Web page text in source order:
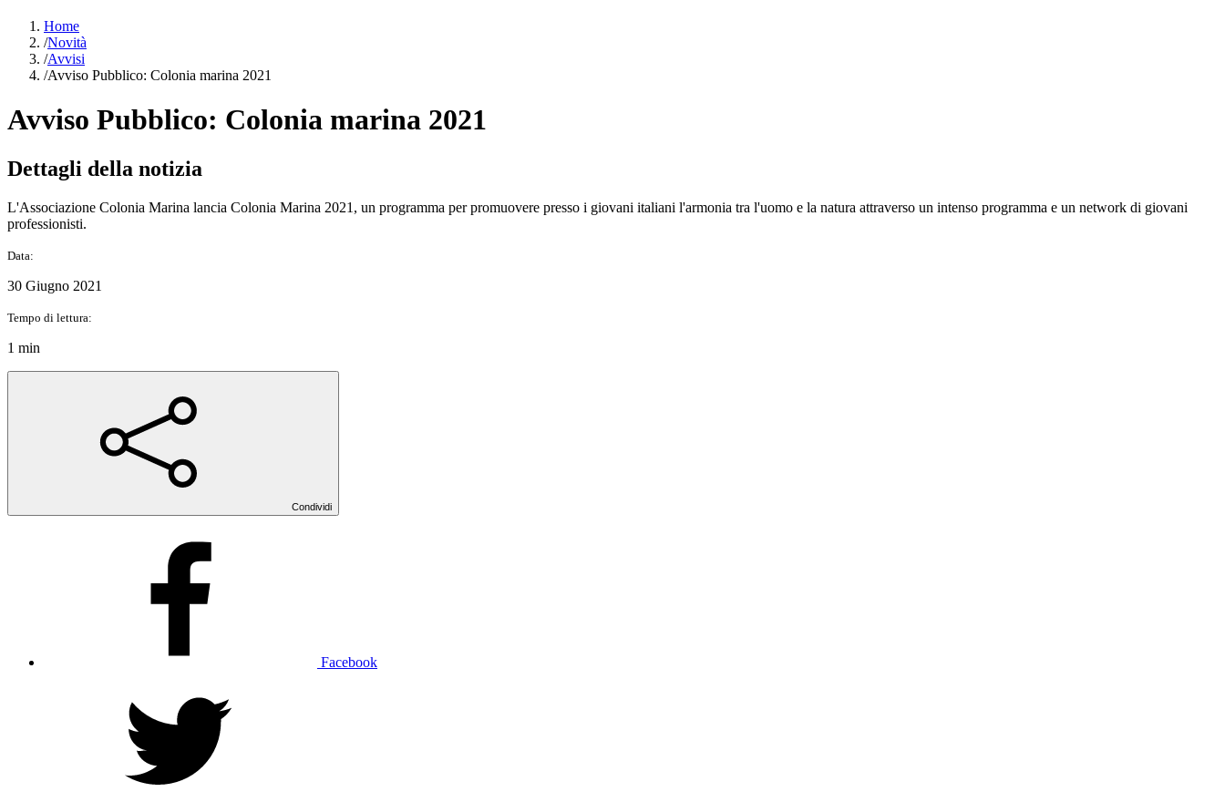
Home
/Novità
/Avvisi
/Avviso Pubblico: Colonia marina 2021
Avviso Pubblico: Colonia marina 2021
Dettagli della notizia
L'Associazione Colonia Marina lancia Colonia Marina 2021, un programma per promuovere presso i giovani italiani l'armonia tra l'uomo e la natura attraverso un intenso programma e un network di giovani
professionisti.
Data:
30 Giugno 2021
Tempo di lettura:
1 min
Condividi
Facebook